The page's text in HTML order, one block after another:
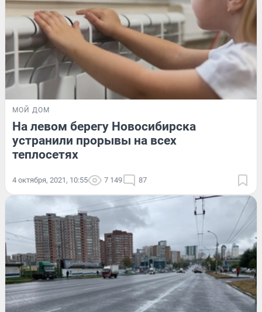
МОЙ ДОМ
На левом берегу Новосибирска
устранили прорывы на всех
теплосетях
4 октября, 2021, 10:55 7 149 87